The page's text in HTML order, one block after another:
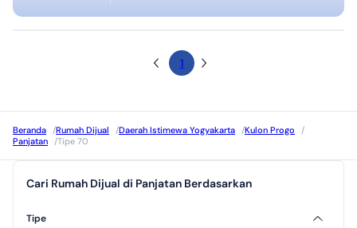
1
Beranda /Rumah Dijual /Daerah Istimewa Yogyakarta /Kulon Progo
/
Panjatan
/Tipe 70
Cari Rumah Dijual di Panjatan Berdasarkan
Tipe